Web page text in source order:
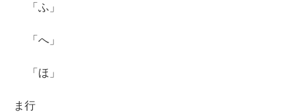
「ふ」
「へ」
「ほ」
ま行